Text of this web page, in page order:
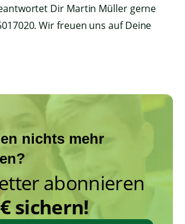
Dir Martin Müller gerne
Wir freuen uns auf Deine
nichts mehr
abonnieren
sichern!